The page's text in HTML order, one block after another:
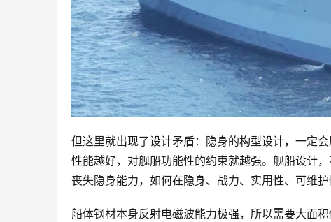
但这里就出现了设计矛盾：隐身的构型设计，一定
性能越好，对舰船功能性的约束就越强。舰船设计
丧失隐身能力，如何在隐身、战力、实用性、可维护
船体钢材本身反射电磁波能力极强，所以需要大面